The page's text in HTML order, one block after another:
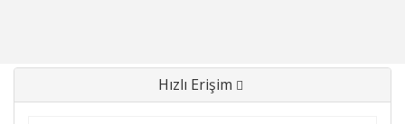
Hızlı Erişim